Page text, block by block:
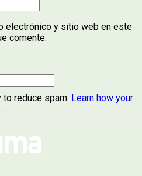
electrónico y sitio web en este
comente.
reduce spam. Learn how your
.